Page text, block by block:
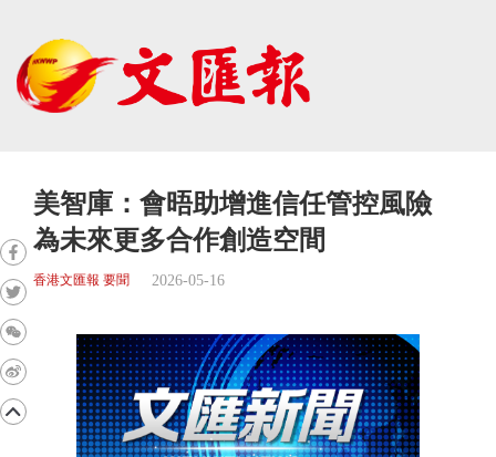
美智庫：會晤助增進信任管控風險
為未來更多合作創造空間
香港文匯報 要聞 2026-05-16